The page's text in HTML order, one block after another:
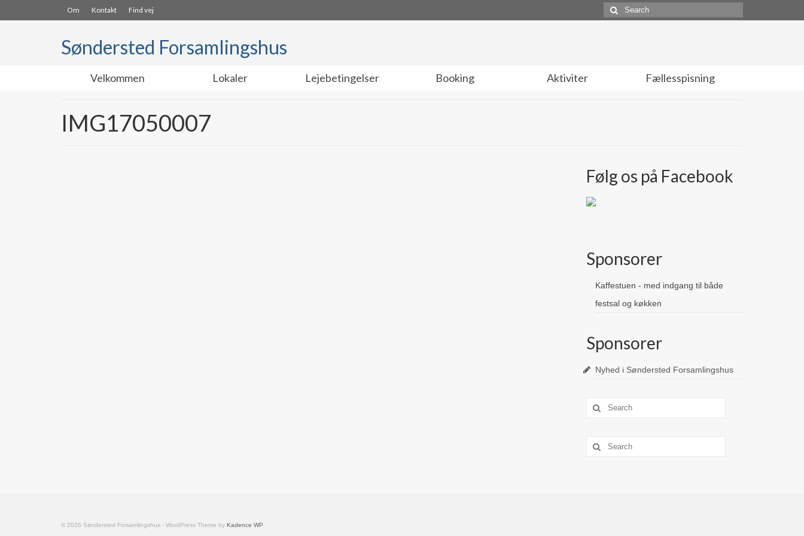
Om Kontakt Find vej
Search
for:
Søndersted Forsamlingshus
Velkommen Lokaler Lejebetingelser Booking Aktiviter Fællesspisning
IMG17050007
Følg os på Facebook
Sponsorer
Kaffestuen - med indgang til både
festsal og køkken
Sponsorer
Nyhed i Søndersted Forsamlingshus
Search
for:
Search
for:
© 2026 Søndersted Forsamlingshus - WordPress Theme by Kadence WP